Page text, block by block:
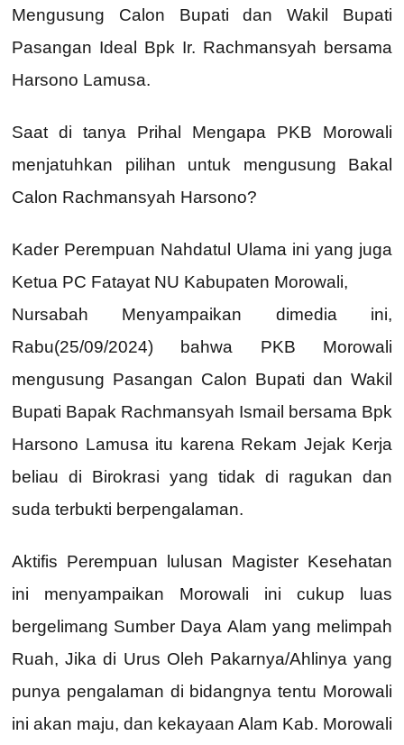
Mengusung Calon Bupati dan Wakil Bupati
Pasangan Ideal Bpk Ir. Rachmansyah bersama
Harsono Lamusa.
Saat di tanya Prihal Mengapa PKB Morowali
menjatuhkan pilihan untuk mengusung Bakal
Calon Rachmansyah Harsono?
Kader Perempuan Nahdatul Ulama ini yang juga
Ketua PC Fatayat NU Kabupaten Morowali,
Nursabah Menyampaikan dimedia ini,
Rabu(25/09/2024) bahwa PKB Morowali
mengusung Pasangan Calon Bupati dan Wakil
Bupati Bapak Rachmansyah Ismail bersama Bpk
Harsono Lamusa itu karena Rekam Jejak Kerja
beliau di Birokrasi yang tidak di ragukan dan
suda terbukti berpengalaman.
Aktifis Perempuan lulusan Magister Kesehatan
ini menyampaikan Morowali ini cukup luas
bergelimang Sumber Daya Alam yang melimpah
Ruah, Jika di Urus Oleh Pakarnya/Ahlinya yang
punya pengalaman di bidangnya tentu Morowali
ini akan maju, dan kekayaan Alam Kab. Morowali